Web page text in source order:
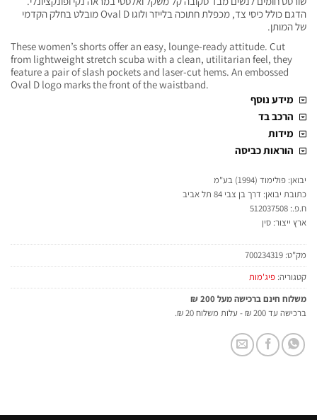
הדגם כולל כיסי צד, מכפלת חתוכה בלייזר ולוגו Oval D מובלט בחלק הקדמי
של המותן.
These women’s shorts offer an easy, lounge-ready attitude. Cut
from lightweight stretch scuba with a clean, utilitarian feel, they
feature a pair of slash pockets and laser-cut hems. An embossed
Oval D logo marks the front of the waistband.
מידע נוסף
הרכב בד
מידות
הוראות כביסה
יבואן: פולימוד (1994) בע"מ
כתובת יבואן: דרך בן צבי 84 תל אביב
ח.פ.: 512037508
ארץ ייצור: סין
מק"ט: 700234319
קטגוריה: פיג'מות
משלוח חינם ברכישה מעל 200 ₪
ברכישה עד 200 ₪ - עלות משלוח 20 ₪.